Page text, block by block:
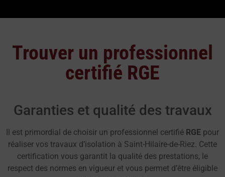
Trouver un professionnel
certifié RGE
Garanties et qualité des travaux
Il est primordial de choisir un professionnel certifié RGE pour
réaliser vos travaux d’isolation à Saint-Hilaire-de-Riez. Cette
certification vous garantit la qualité des prestations, le
respect des normes en vigueur et vous permet d’être éligible